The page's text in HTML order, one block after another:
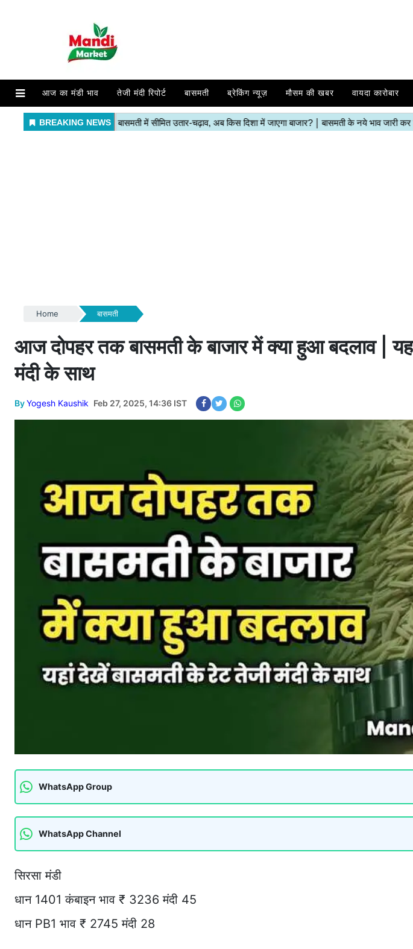
आज का मंडी भाव तेजी मंदी रिपोर्ट बासमती ब्रेकिंग न्यूज़ मौसम की खबर वायदा कारोबार
Home बासमती
आज दोपहर तक बासमती के बाजार में क्या हुआ बदलाव |
मंदी के साथ
ByYogesh Kaushik Feb 27, 2025, 14:36 IST
WhatsApp Group
WhatsApp Channel
सिरसा मंडी
धान 1401 कंबाइन भाव ₹ 3236 मंदी 45
धान PB1 भाव ₹ 2745 मंदी 28